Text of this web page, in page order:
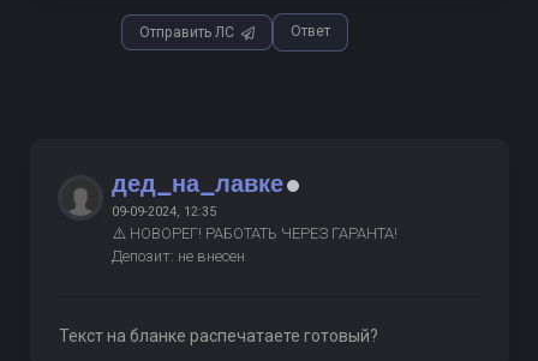
Отправить ЛС Ответ
дед_на_лавке
09-09-2024, 12:35
⚠️ НОВОРЕГ! РАБОТАТЬ ЧЕРЕЗ ГАРАНТА!
Депозит: не внесен
Текст на бланке распечатаете готовый?